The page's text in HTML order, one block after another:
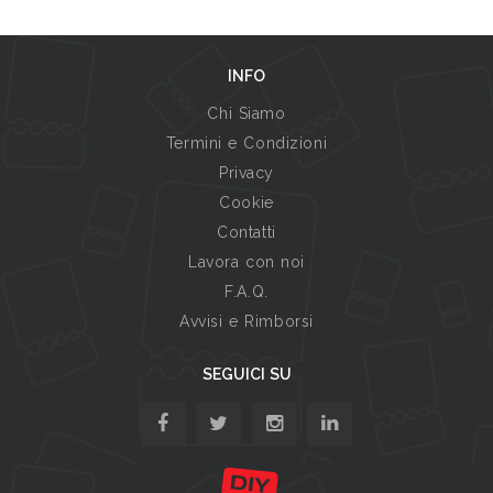
INFO
Chi Siamo
Termini e Condizioni
Privacy
Cookie
Contatti
Lavora con noi
F.A.Q.
Avvisi e Rimborsi
SEGUICI SU